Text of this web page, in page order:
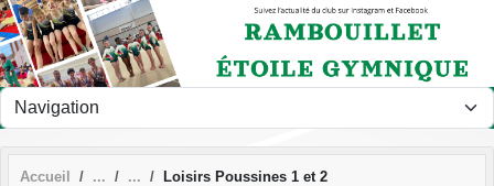
Accueil Loisirs Poussines 1 et 2
Panneau de gestion des cookies